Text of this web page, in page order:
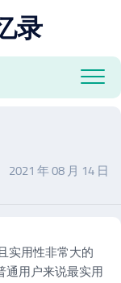
录
2021 年 08 月 14 日
实用性非常大的
通用户来说最实用